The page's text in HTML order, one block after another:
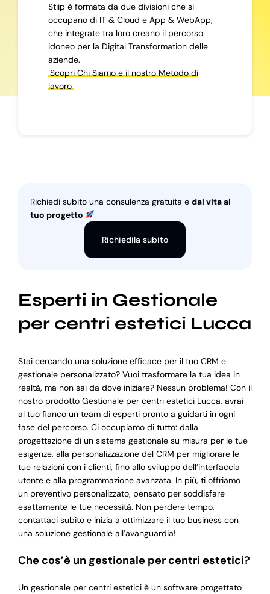
Stiip è formata da due divisioni che si
occupano di IT & Cloud e App & WebApp,
che integrate tra loro creano il percorso
idoneo per la Digital Transformation delle
aziende.
Scopri Chi Siamo e il nostro Metodo di
lavoro
Richiedi subito una consulenza gratuita e dai vita al
tuo progetto
Richiedila subito
Esperti in Gestionale
per centri estetici Lucca
Stai cercando una soluzione efficace per il tuo CRM e
gestionale personalizzato? Vuoi trasformare la tua idea in
realtà, ma non sai da dove iniziare? Nessun problema! Con il
nostro prodotto Gestionale per centri estetici Lucca, avrai
al tuo fianco un team di esperti pronto a guidarti in ogni
fase del percorso. Ci occupiamo di tutto: dalla
progettazione di un sistema gestionale su misura per le tue
esigenze, alla personalizzazione del CRM per migliorare le
tue relazioni con i clienti, fino allo sviluppo dell’interfaccia
utente e alla programmazione avanzata. In più, ti offriamo
un preventivo personalizzato, pensato per soddisfare
esattamente le tue necessità. Non perdere tempo,
contattaci subito e inizia a ottimizzare il tuo business con
una soluzione gestionale all’avanguardia!
Che cos’è un gestionale per centri estetici?
Un gestionale per centri estetici è un software progettato